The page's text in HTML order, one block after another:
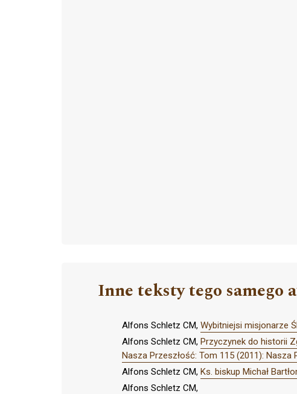
Inne teksty tego samego
Alfons Schletz CM, Wybitniejsi misjonarze
Alfons Schletz CM, Przyczynek do historii
Nasza Przeszłość: Tom 115 (2011): Nasza
Alfons Schletz CM, Ks. biskup Michał
Alfons Schletz CM,